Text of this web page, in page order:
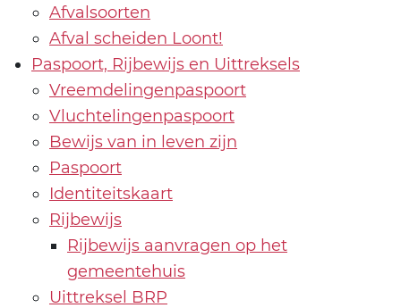
Afvalsoorten
Afval scheiden Loont!
Paspoort, Rijbewijs en Uittreksels
Vreemdelingenpaspoort
Vluchtelingenpaspoort
Bewijs van in leven zijn
Paspoort
Identiteitskaart
Rijbewijs
Rijbewijs aanvragen op het
gemeentehuis
Uittreksel BRP